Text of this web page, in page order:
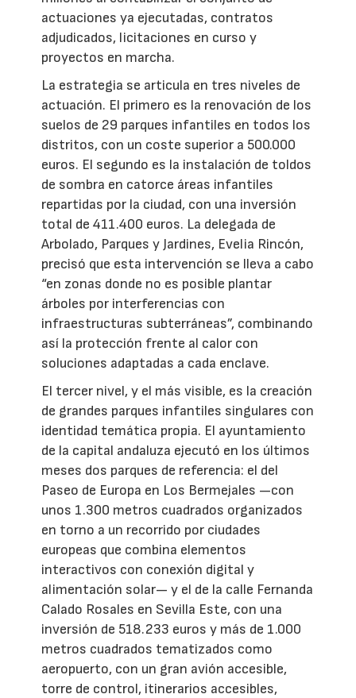
actuaciones ya ejecutadas, contratos
adjudicados, licitaciones en curso y
proyectos en marcha.
La estrategia se articula en tres niveles de
actuación. El primero es la renovación de los
suelos de 29 parques infantiles en todos los
distritos, con un coste superior a 500.000
euros. El segundo es la instalación de toldos
de sombra en catorce áreas infantiles
repartidas por la ciudad, con una inversión
total de 411.400 euros. La delegada de
Arbolado, Parques y Jardines, Evelia Rincón,
precisó que esta intervención se lleva a cabo
“en zonas donde no es posible plantar
árboles por interferencias con
infraestructuras subterráneas”, combinando
así la protección frente al calor con
soluciones adaptadas a cada enclave.
El tercer nivel, y el más visible, es la creación
de grandes parques infantiles singulares con
identidad temática propia. El ayuntamiento
de la capital andaluza ejecutó en los últimos
meses dos parques de referencia: el del
Paseo de Europa en Los Bermejales —con
unos 1.300 metros cuadrados organizados
en torno a un recorrido por ciudades
europeas que combina elementos
interactivos con conexión digital y
alimentación solar— y el de la calle Fernanda
Calado Rosales en Sevilla Este, con una
inversión de 518.233 euros y más de 1.000
metros cuadrados tematizados como
aeropuerto, con un gran avión accesible,
torre de control, itinerarios accesibles,